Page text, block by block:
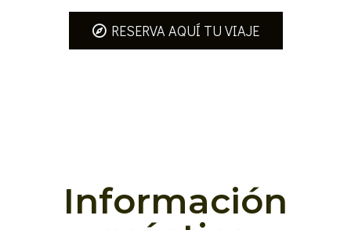
RESERVA AQUÍ TU VIAJE
Información